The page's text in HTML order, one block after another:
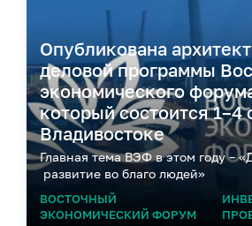
Опубликована
деловой программы
экономического
который состоится 1–4
Владивостоке
Главная тема ВЭФ в этом году –
развитие во благо людей»
ВОСТОЧНЫЙ
ЭКОНОМИЧЕСКИЙ ФОРУМ